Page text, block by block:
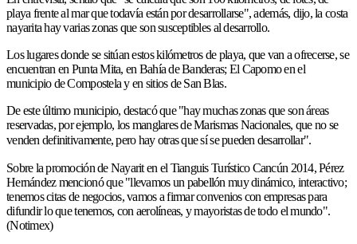
playa frente al mar que todavía están por desarrollarse", además, dijo, la costa
nayarita hay varias zonas que son susceptibles al desarrollo.
Los lugares donde se sitúan estos kilómetros de playa, que van a ofrecerse, se
encuentran en Punta Mita, en Bahía de Banderas; El Capomo en el
municipio de Compostela y en sitios de San Blas.
De este último municipio, destacó que "hay muchas zonas que son áreas
reservadas, por ejemplo, los manglares de Marismas Nacionales, que no se
venden definitivamente, pero hay otras que sí se pueden desarrollar".
Sobre la promoción de Nayarit en el Tianguis Turístico Cancún 2014, Pérez
Hernández mencionó que "llevamos un pabellón muy dinámico, interactivo;
tenemos citas de negocios, vamos a firmar convenios con empresas para
difundir lo que tenemos, con aerolíneas, y mayoristas de todo el mundo".
(Notimex)